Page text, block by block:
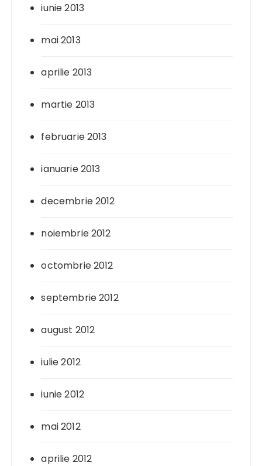
iunie 2013
mai 2013
aprilie 2013
martie 2013
februarie 2013
ianuarie 2013
decembrie 2012
noiembrie 2012
octombrie 2012
septembrie 2012
august 2012
iulie 2012
iunie 2012
mai 2012
aprilie 2012